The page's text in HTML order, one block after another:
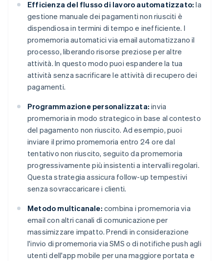
Efficienza del flusso di lavoro automatizzato: la
gestione manuale dei pagamenti non riusciti è
dispendiosa in termini di tempo e inefficiente. I
promemoria automatici via email automatizzano il
processo, liberando risorse preziose per altre
attività. In questo modo puoi espandere la tua
attività senza sacrificare le attività di recupero dei
pagamenti.
Programmazione personalizzata: invia
promemoria in modo strategico in base al contesto
del pagamento non riuscito. Ad esempio, puoi
inviare il primo promemoria entro 24 ore dal
tentativo non riuscito, seguito da promemoria
progressivamente più insistenti a intervalli regolari.
Questa strategia assicura follow-up tempestivi
senza sovraccaricare i clienti.
Metodo multicanale: combina i promemoria via
email con altri canali di comunicazione per
massimizzare impatto. Prendi in considerazione
l'invio di promemoria via SMS o di notifiche push agli
utenti dell'app mobile per una maggiore portata e